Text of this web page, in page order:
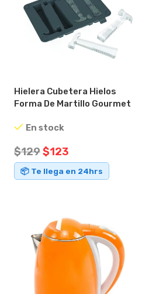
Hielera Cubetera Hielos
Forma De Martillo Gourmet
En stock
$129$123
📦 Te llega en 24hrs